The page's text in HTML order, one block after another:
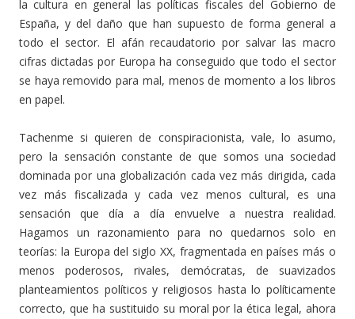
la cultura en general las políticas fiscales del Gobierno de
España, y del daño que han supuesto de forma general a
todo el sector. El afán recaudatorio por salvar las macro
cifras dictadas por Europa ha conseguido que todo el sector
se haya removido para mal, menos de momento a los libros
en papel.
Tachenme si quieren de conspiracionista, vale, lo asumo,
pero la sensación constante de que somos una sociedad
dominada por una globalización cada vez más dirigida, cada
vez más fiscalizada y cada vez menos cultural, es una
sensación que día a día envuelve a nuestra realidad.
Hagamos un razonamiento para no quedarnos solo en
teorías: la Europa del siglo XX, fragmentada en países más o
menos poderosos, rivales, demócratas, de suavizados
planteamientos políticos y religiosos hasta lo políticamente
correcto, que ha sustituido su moral por la ética legal, ahora